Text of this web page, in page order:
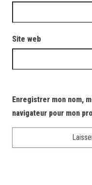
Site web
Enregistrer mon nom,
navigateur pour mon